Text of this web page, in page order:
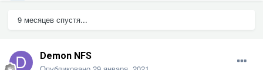
9 месяцев спустя...
Demon NFS